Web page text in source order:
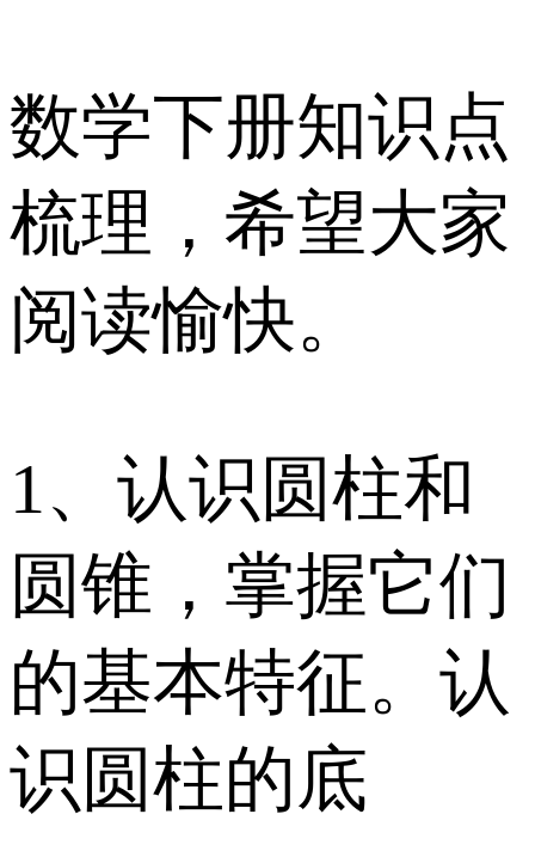
数学下册知识点
梳理，希望大家
阅读愉快。
1、认识圆柱和
圆锥，掌握它们
的基本特征。认
识圆柱的底